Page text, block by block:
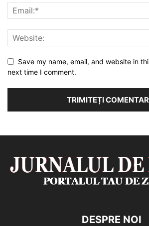
Save my name, email, and website in
next time I comment.
DESPRE NOI